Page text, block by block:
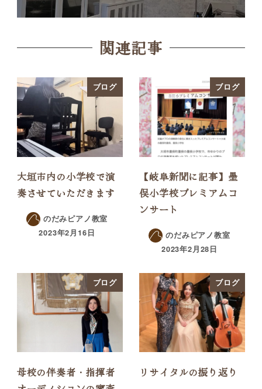
関連記事
ブログ
大垣市内の小学校で演
奏させていただきます
のだみピアノ教室
2023年2月16日
ブログ
【岐阜新聞に記事】墨
俣小学校プレミアムコ
ンサート
のだみピアノ教室
2023年2月28日
ブログ
母校の伴奏者・指揮者
ブログ
リサイタルの振り返り